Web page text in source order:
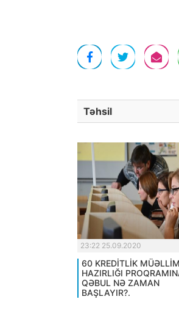
Təhsil
23:22 25.09.2020
60 KREDİTLİK MÜƏLLİM
HAZIRLIĞI
QƏBUL NƏ ZAMAN
BAŞLAYIR?.